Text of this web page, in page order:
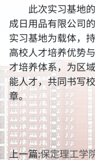
此次实习基地
成日用品有限公司
实习基地为载体，
高校人才培养优势
才培养体系，为区
能人才，共同书写
章。
上一篇:保定理工学